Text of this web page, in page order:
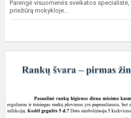
Parengė visuomenės sveikatos
priežiūrą mokykloje...